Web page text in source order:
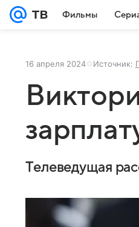
Фильмы
16 апреля 2024 Источник:
Телеведущая